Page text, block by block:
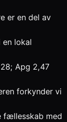
er en del av
en lokal
Apg 2,47
forkynder vi
fællesskab med